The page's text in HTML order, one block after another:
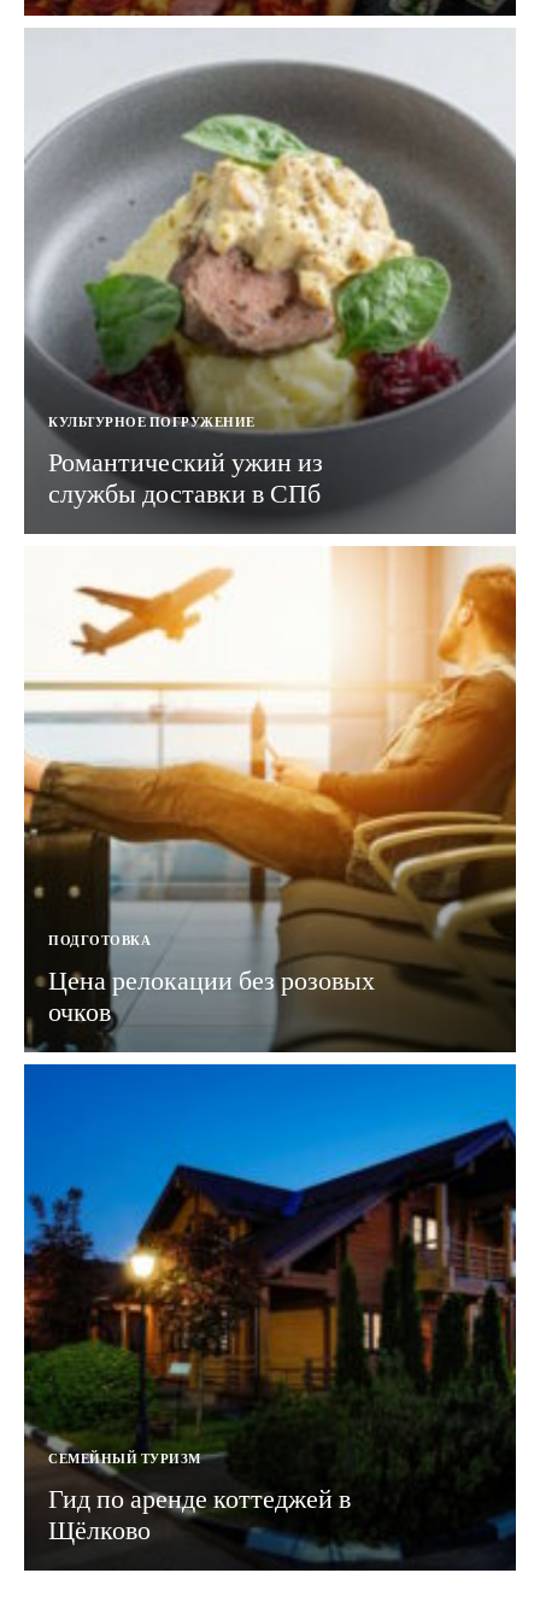
КУЛЬТУРНОЕ ПОГРУЖЕНИЕ
Романтический ужин из
службы доставки в СПб
ПОДГОТОВКА
Цена релокации без розовых
очков
СЕМЕЙНЫЙ ТУРИЗМ
Гид по аренде коттеджей в
Щёлково